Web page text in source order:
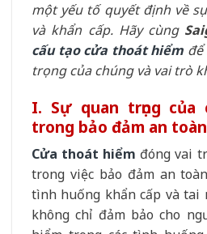
một yếu tố quyết định về
và khẩn cấp. Hãy cùng
cấu tạo cửa thoát hiểm
trọng của chúng và vai trò
I. Sự quan trọng
trong bảo đảm an toàn
Cửa thoát hiểm đóng vai
trong việc bảo đảm an
tình huống khẩn cấp và tai
không chỉ đảm bảo cho